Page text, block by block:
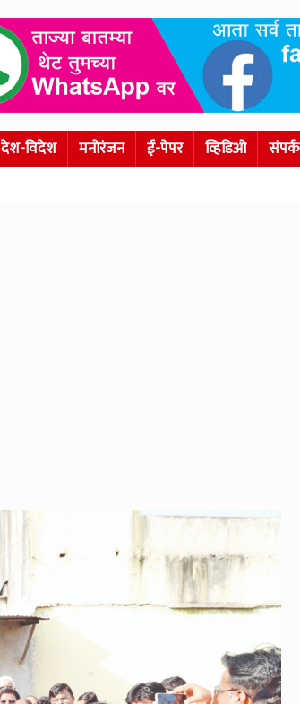
देश-विदेश मनोरंजन ई-पेपर व्हिडिओ संपर्क